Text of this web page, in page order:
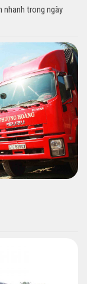
nhanh trong ngày